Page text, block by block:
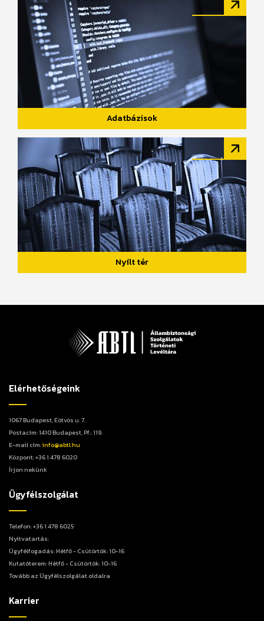
Adatbázisok
Nyílt tér
Elérhetőségeink
1067 Budapest, Eötvös u. 7.
Postacím: 1410 Budapest, Pf.: 119.
E-mail cím:info@abtl.hu
Központ: +36 1 478 6020
Írjon nekünk
Ügyfélszolgálat
Telefon: +36 1 478 6025
Nyitvatartás:
Ügyfélfogadás: Hétfő - Csütörtök: 10-16
Kutatóterem: Hétfő - Csütörtök: 10-16
Tovább az Ügyfélszolgálat oldalra
Karrier